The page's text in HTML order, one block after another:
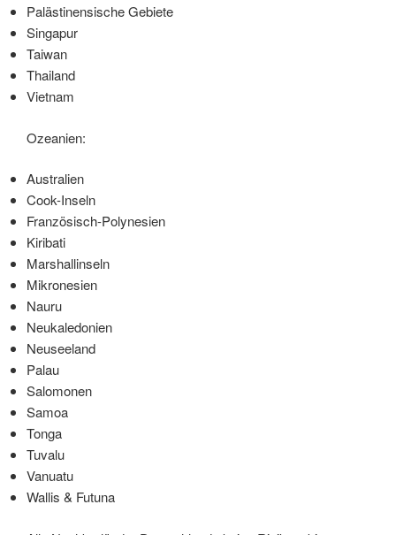
Palästinensische Gebiete
Singapur
Taiwan
Thailand
Vietnam
Ozeanien:
Australien
Cook-Inseln
Französisch-Polynesien
Kiribati
Marshallinseln
Mikronesien
Nauru
Neukaledonien
Neuseeland
Palau
Salomonen
Samoa
Tonga
Tuvalu
Vanuatu
Wallis & Futuna